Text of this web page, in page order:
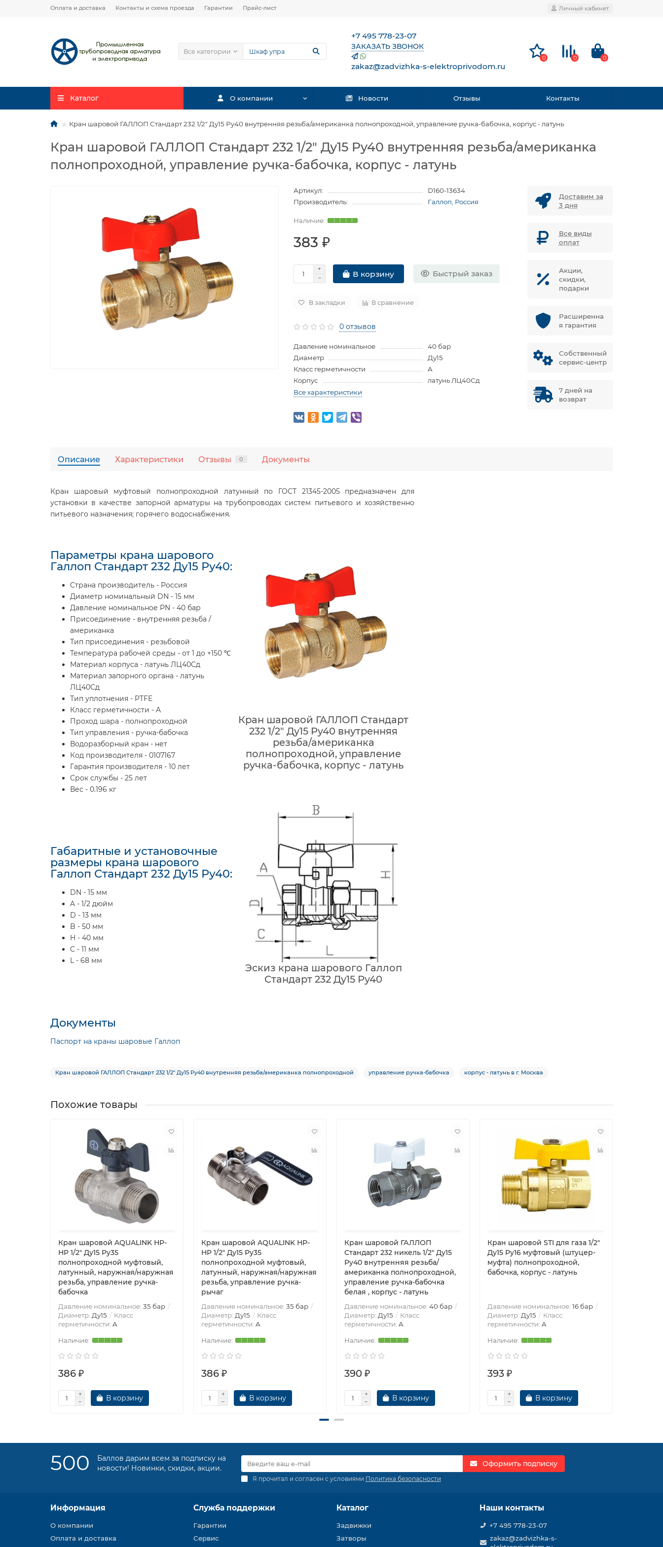
Оплата и доставка Контакты и схема проезда Гарантии Прайс-лист Личный кабинет
Все категории
+7 495 778-23-07
ЗАКАЗАТЬ ЗВОНОК
zakaz@zadvizhka-s-elektroprivodom.ru
0 0 0
Каталог О компании Новости Отзывы Контакты
Кран шаровой ГАЛЛОП Стандарт 232 1/2″ Ду15 Py40 внутренняя резьба/американка полнопроходной, управление ручка-бабочка, корпус - латунь
Кран шаровой ГАЛЛОП Стандарт 232 1/2″ Ду15 Py40 внутренняя резьба/американка
полнопроходной, управление ручка-бабочка, корпус - латунь
Артикул:
D160-13634
Производитель:
Галлоп, Россия
383 ₽
В корзину Быстрый заказ
В закладки В сравнение
0 отзывов
Давление номинальное
40 бар
Диаметр
Ду15
Класс герметичности
A
Корпус
латунь ЛЦ40Сд
Все характеристики
Доставим за
3 дня
Все виды
оплат
Акции,
скидки,
подарки
Расширенна
я гарантия
Собственный
сервис-центр
7 дней на
возврат
Описание Характеристики Отзывы 0 Документы
Кран шаровый муфтовый полнопроходной латунный по ГОСТ 21345-2005 предназначен для
установки в качестве запорной арматуры на трубопроводах систем питьевого и хозяйственно
питьевого назначения; горячего водоснабжения.
Параметры крана шарового
Галлоп Стандарт 232 Ду15 Ру40:
Страна производитель - Россия
Диаметр номинальный DN - 15 мм
Давление номинальное PN - 40 бар
Присоединение - внутренняя резьба /
американка
Тип присоединения - резьбовой
Температура рабочей среды - от 1 до +150 ℃
Материал корпуса - латунь ЛЦ40Сд
Материал запорного органа - латунь
ЛЦ40Сд
Тип уплотнения - PTFE
Класс герметичности - A
Проход шара - полнопроходной
Тип управления - ручка-бабочка
Водоразборный кран - нет
Код производителя - 0107167
Гарантия производителя - 10 лет
Срок службы - 25 лет
Вес - 0.196 кг
Кран шаровой ГАЛЛОП Стандарт
232 1/2″ Ду15 Py40 внутренняя
резьба/американка
полнопроходной, управление
ручка-бабочка, корпус - латунь
Габаритные и установочные
размеры крана шарового
Галлоп Стандарт 232 Ду15 Ру40:
DN - 15 мм
A - 1/2 дюйм
D - 13 мм
B - 50 мм
H - 40 мм
C - 11 мм
L - 68 мм
Эскиз крана шарового Галлоп
Стандарт 232 Ду15 Ру40
Документы
Паспорт на краны шаровые Галлоп
Кран шаровой ГАЛЛОП Стандарт 232 1/2″ Ду15 Py40 внутренняя резьба/американка полнопроходной управление ручка-бабочка корпус - латунь в г. Москва
Похожие товары
Кран шаровой AQUALINK НР-
НР 1/2″ Ду15 Ру35
полнопроходной муфтовый,
латунный, наружная/наружная
резьба, управление ручка-
бабочка
Давление номинальное: 35 бар
Диаметр: Ду15
Класс
герметичности: A
386 ₽
В корзину
Кран шаровой AQUALINK НР-
НР 1/2″ Ду15 Ру35
полнопроходной муфтовый,
латунный, наружная/наружная
резьба, управление ручка-
рычаг
Давление номинальное: 35 бар
Диаметр: Ду15
Класс
герметичности: A
386 ₽
В корзину
Кран шаровой ГАЛЛОП
Стандарт 232 никель 1/2″ Ду15
Py40 внутренняя резьба/
американка полнопроходной,
управление ручка-бабочка
белая , корпус - латунь
Давление номинальное: 40 бар
Диаметр: Ду15
Класс
герметичности: A
390 ₽
В корзину
Кран шаровой STI для газа 1/2″
Ду15 Ру16 муфтовый (штуцер-
муфта) полнопроходной,
бабочка, корпус - латунь
Давление номинальное: 16 бар
Диаметр: Ду15
Класс
герметичности: A
393 ₽
В корзину
500
Баллов дарим всем за подписку на
новости! Новинки, скидки, акции.
Оформить подписку
Я прочитал и согласен с условиями Политика безопасности
Информация
О компании
Оплата и доставка
Служба поддержки
Гарантии
Сервис
Каталог
Задвижки
Затворы
Наши контакты
+7 495 778-23-07
zakaz@zadvizhka-s-